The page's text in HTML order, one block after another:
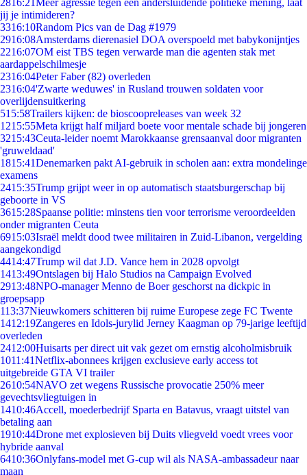
2816:21Meer agressie tegen een andersluidende politieke mening, laat
jij je intimideren?
3316:10Random Pics van de Dag #1979
2916:08Amsterdams dierenasiel DOA overspoeld met babykonijntjes
2216:07OM eist TBS tegen verwarde man die agenten stak met
aardappelschilmesje
2316:04Peter Faber (82) overleden
2316:04'Zwarte weduwes' in Rusland trouwen soldaten voor
overlijdensuitkering
515:58Trailers kijken: de bioscoopreleases van week 32
1215:55Meta krijgt half miljard boete voor mentale schade bij jongeren
3215:43Ceuta-leider noemt Marokkaanse grensaanval door migranten
'gruweldaad'
1815:41Denemarken pakt AI-gebruik in scholen aan: extra mondelinge
examens
2415:35Trump grijpt weer in op automatisch staatsburgerschap bij
geboorte in VS
3615:28Spaanse politie: minstens tien voor terrorisme veroordeelden
onder migranten Ceuta
6915:03Israël meldt dood twee militairen in Zuid-Libanon, vergelding
aangekondigd
4414:47Trump wil dat J.D. Vance hem in 2028 opvolgt
1413:49Ontslagen bij Halo Studios na Campaign Evolved
2913:48NPO-manager Menno de Boer geschorst na dickpic in
groepsapp
113:37Nieuwkomers schitteren bij ruime Europese zege FC Twente
1412:19Zangeres en Idols-jurylid Jerney Kaagman op 79-jarige leeftijd
overleden
2412:00Huisarts per direct uit vak gezet om ernstig alcoholmisbruik
1011:41Netflix-abonnees krijgen exclusieve early access tot
uitgebreide GTA VI trailer
2610:54NAVO zet wegens Russische provocatie 250% meer
gevechtsvliegtuigen in
1410:46Accell, moederbedrijf Sparta en Batavus, vraagt uitstel van
betaling aan
1910:44Drone met explosieven bij Duits vliegveld voedt vrees voor
hybride aanval
6410:36Onlyfans-model met G-cup wil als NASA-ambassadeur naar
maan